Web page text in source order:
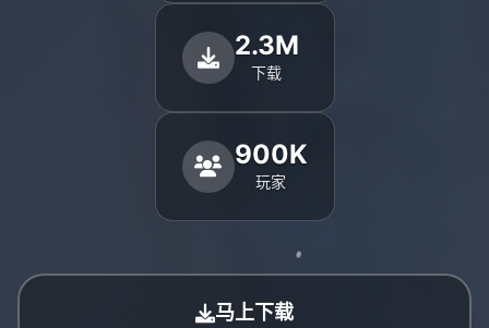
2.3M
下载
900K
玩家
马上下载